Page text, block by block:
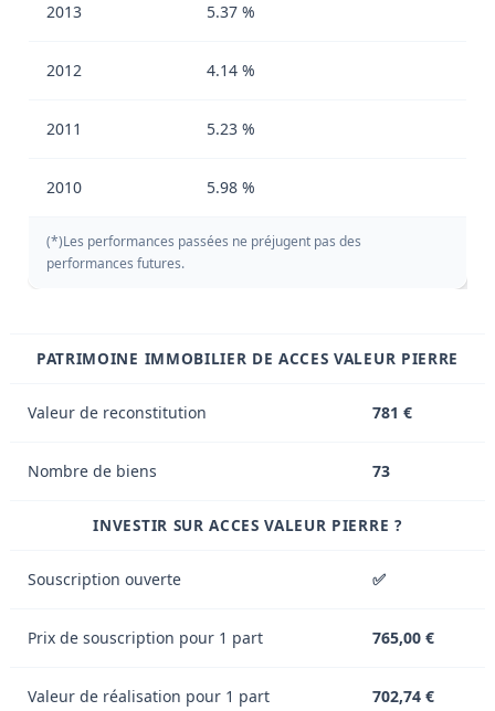
2013 5.37 %
2012 4.14 %
2011 5.23 %
2010 5.98 %
(*)Les performances passées ne préjugent pas des
performances futures.
PATRIMOINE IMMOBILIER DE ACCES VALEUR PIERRE
Valeur de reconstitution 781 €
Nombre de biens 73
INVESTIR SUR ACCES VALEUR PIERRE ?
Souscription ouverte ✅
Prix de souscription pour 1 part 765,00 €
Valeur de réalisation pour 1 part 702,74 €